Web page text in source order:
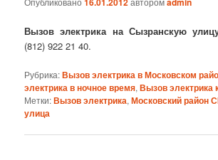
Вызов электрика на Сызранскую
(812) 922 21 40.
Рубрика:Вызов электрика в Московском
электрика в ночное время,Вызов электрика
Метки:Вызов электрика,Московский район
улица